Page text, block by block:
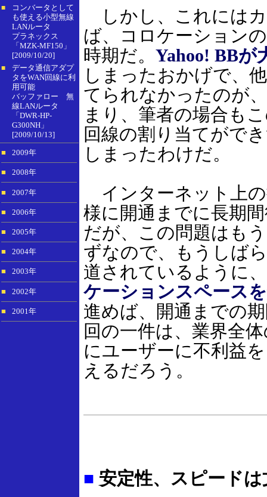
■
コンバータとして
も使える小型無線
LANルータ
プラネックス
「MZK-MF150」
[2009/10/20]
■
データ通信アダプ
タをWAN回線に利
用可能
バッファロー 無
線LANルータ
「DWR-HP-
G300NH」
[2009/10/13]
■ 2009年
■ 2008年
■ 2007年
■ 2006年
■ 2005年
■ 2004年
■ 2003年
■ 2002年
■ 2001年
しかし、これには
ば、コロケーション
時期だ。 Yahoo! BBが
しまったおかげで、
てられなかったのが
まり、筆者の場合も
回線の割り当てがで
しまったわけだ。
インターネット上
様に開通までに長期
だが、この問題はも
ずなので、もうしば
道されているように、
ケーションスペース
進めば、開通までの
回の一件は、業界全
にユーザーに不利益
えるだろう。
■ 安定性、スピード